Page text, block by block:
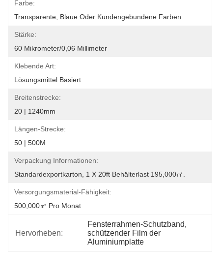
Farbe:
Transparente, Blaue Oder Kundengebundene Farben
Stärke:
60 Mikrometer/0,06 Millimeter
Klebende Art:
Lösungsmittel Basiert
Breitenstrecke:
20 | 1240mm
Längen-Strecke:
50 | 500M
Verpackung Informationen:
Standardexportkarton, 1 X 20ft Behälterlast 195,000㎡.
Versorgungsmaterial-Fähigkeit:
500,000㎡ Pro Monat
Hervorheben:
Fensterrahmen-Schutzband,
schützender Film der
Aluminiumplatte